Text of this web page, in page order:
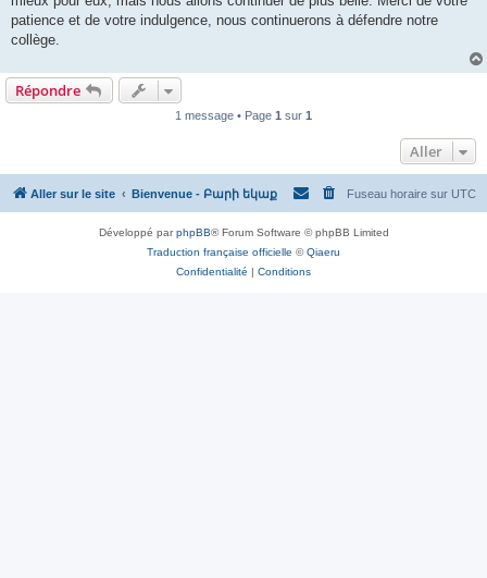
patience et de votre indulgence, nous continuerons à défendre notre
collège.
Répondre
1 message • Page 1 sur 1
Aller
Aller sur le site Bienvenue - Բարի եկաք Fuseau horaire sur UTC
Développé parphpBB® Forum Software © phpBB Limited
Traduction française officielle ©Qiaeru
Confidentialité | Conditions